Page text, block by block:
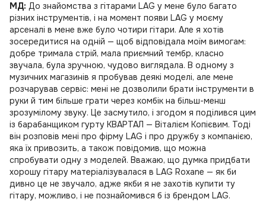
МД: До знайомства з гітарами LAG у мене було багато
різних інструментів, і на момент появи LAG у моєму
арсеналі в мене вже було чотири гітари. Але я хотів
зосередитися на одній — щоб відповідала моїм вимогам:
добре тримала стрій, мала приємний тембр, класно
звучала, була зручною, чудово виглядала. В одному з
музичних магазинів я пробував деякі моделі, але мене
розчарував сервіс: мені не дозволили брати інструменти в
руки й тим більше грати через комбік на більш-менш
зрозумілому звуку. Це засмутило, і згодом я поділився цим
із барабанщиком гурту КВАРТАЛ — Віталієм Копієвим. Тоді
він розповів мені про фірму LAG і про дружбу з компанією,
яка їх привозить, а також повідомив, що можна
спробувати одну з моделей. Вважаю, що думка придбати
хорошу гітару матеріалізувалася в LAG Roxane — як би
дивно це не звучало, адже якби я не захотів купити ту
гітару, можливо, і не познайомився б із брендом LAG.